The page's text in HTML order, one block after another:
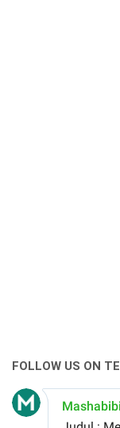
FOLLOW US ON